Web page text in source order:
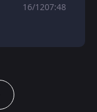
16/1207:48